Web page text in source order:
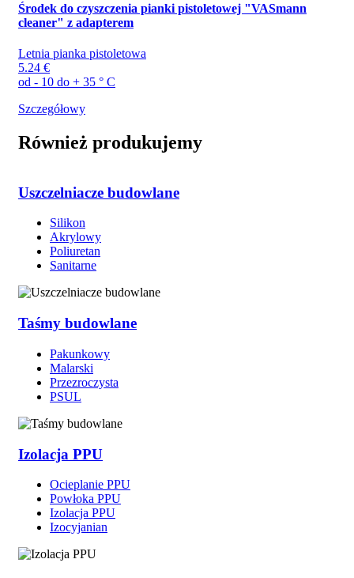
Środek do czyszczenia pianki pistoletowej "VASmann
cleaner" z adapterem
Letnia pianka pistoletowa
5.24 €
od - 10 do + 35 ° C
Szczegółowy
Również produkujemy
Uszczelniacze budowlane
Silikon
Akrylowy
Poliuretan
Sanitarne
Taśmy budowlane
Pakunkowy
Malarski
Przezroczysta
PSUL
Izolacja PPU
Ocieplanie PPU
Powłoka PPU
Izolacja PPU
Izocyjanian